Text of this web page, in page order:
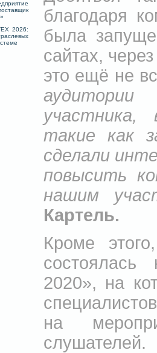
2026:
благодаря
была
сайтах,
это ещё не
участника,
такие как
сделали
повысить
нашим
Картель.
Кроме
состоялась
2020», на
на
слушателей.